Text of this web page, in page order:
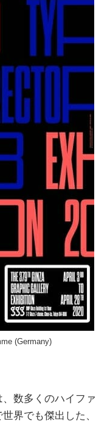
(Germany)
数多くのハイファ
界でも傑出した、